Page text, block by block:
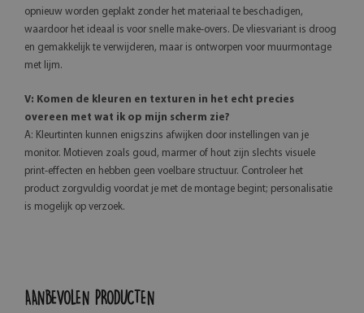
opnieuw worden geplakt zonder het materiaal te beschadigen,
waardoor het ideaal is voor snelle make-overs. De vliesvariant is droog
en gemakkelijk te verwijderen, maar is ontworpen voor muurmontage
met lijm.
V: Komen de kleuren en texturen in het echt precies
overeen met wat ik op mijn scherm zie?
A: Kleurtinten kunnen enigszins afwijken door instellingen van je
monitor. Motieven zoals goud, marmer of hout zijn slechts visuele
print-effecten en hebben geen voelbare structuur. Controleer het
product zorgvuldig voordat je met de montage begint; personalisatie
is mogelijk op verzoek.
AANBEVOLEN PRODUCTEN